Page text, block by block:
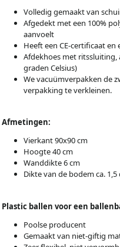
Volledig gemaakt van
Afgedekt met een 100%
aanvoelt
Heeft een CE-certificaat en
Afdekhoes met ritssluiting,
graden Celsius)
We vacuümverpakken de
verpakking te verkleinen.
Afmetingen:
Vierkant 90x90 cm
Hoogte 40 cm
Wanddikte 6 cm
Dikte van de bodem ca. 1,5
Plastic ballen voor een
Poolse producent
Gemaakt van niet-giftig